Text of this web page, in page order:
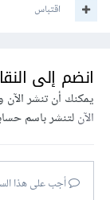
اقتباس
انضم إلى
يمكنك أن تنشر
الآنلتنشر باسم
أجب على هذا